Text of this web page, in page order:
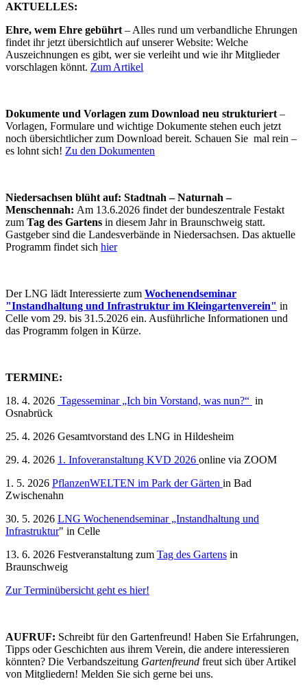
AKTUELLES:
Ehre, wem Ehre gebührt – Alles rund um verbandliche Ehrungen
findet ihr jetzt übersichtlich auf unserer Website: Welche
Auszeichnungen es gibt, wer sie verleiht und wie ihr Mitglieder
vorschlagen könnt. Zum Artikel
Dokumente und Vorlagen zum Download neu strukturiert –
Vorlagen, Formulare und wichtige Dokumente stehen euch jetzt
noch übersichtlicher zum Download bereit. Schauen Sie mal rein –
es lohnt sich! Zu den Dokumenten
Niedersachsen blüht auf: Stadtnah – Naturnah –
Menschennah: Am 13.6.2026 findet der bundeszentrale Festakt
zum Tag des Gartens in diesem Jahr in Braunschweig statt.
Gastgeber sind die Landesverbände in Niedersachsen. Das aktuelle
Programm findet sich hier
Der LNG lädt Interessierte zum Wochenendseminar
"Instandhaltung und Infrastruktur im Kleingartenverein" in
Celle vom 29. bis 31.5.2026 ein. Ausführliche Informationen und
das Programm folgen in Kürze.
TERMINE:
18. 4. 2026 Tagesseminar „Ich bin Vorstand, was nun?“ in
Osnabrück
25. 4. 2026 Gesamtvorstand des LNG in Hildesheim
29. 4. 2026 1. Infoveranstaltung KVD 2026 online via ZOOM
1. 5. 2026 PflanzenWELTEN im Park der Gärten in Bad
Zwischenahn
30. 5. 2026 LNG Wochenendseminar „Instandhaltung und
Infrastruktur" in Celle
13. 6. 2026 Festveranstaltung zum Tag des Gartens in
Braunschweig
Zur Terminübersicht geht es hier!
AUFRUF: Schreibt für den Gartenfreund! Haben Sie Erfahrungen,
Tipps oder Geschichten aus ihrem Verein, die andere interessieren
könnten? Die Verbandszeitung Gartenfreund freut sich über Artikel
von Mitgliedern! Melden Sie sich gerne bei uns.